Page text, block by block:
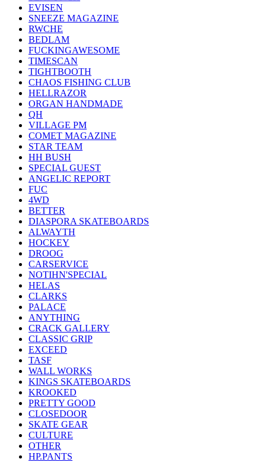
EVISEN
SNEEZE MAGAZINE
RWCHE
BEDLAM
FUCKINGAWESOME
TIMESCAN
TIGHTBOOTH
CHAOS FISHING CLUB
HELLRAZOR
ORGAN HANDMADE
QH
VILLAGE PM
COMET MAGAZINE
STAR TEAM
HH BUSH
SPECIAL GUEST
ANGELIC REPORT
FUC
4WD
BETTER
DIASPORA SKATEBOARDS
ALWAYTH
HOCKEY
DROOG
CARSERVICE
NOTIHN'SPECIAL
HELAS
CLARKS
PALACE
ANYTHING
CRACK GALLERY
CLASSIC GRIP
EXCEED
TASF
WALL WORKS
KINGS SKATEBOARDS
KROOKED
PRETTY GOOD
CLOSEDOOR
SKATE GEAR
CULTURE
OTHER
HP.PANTS